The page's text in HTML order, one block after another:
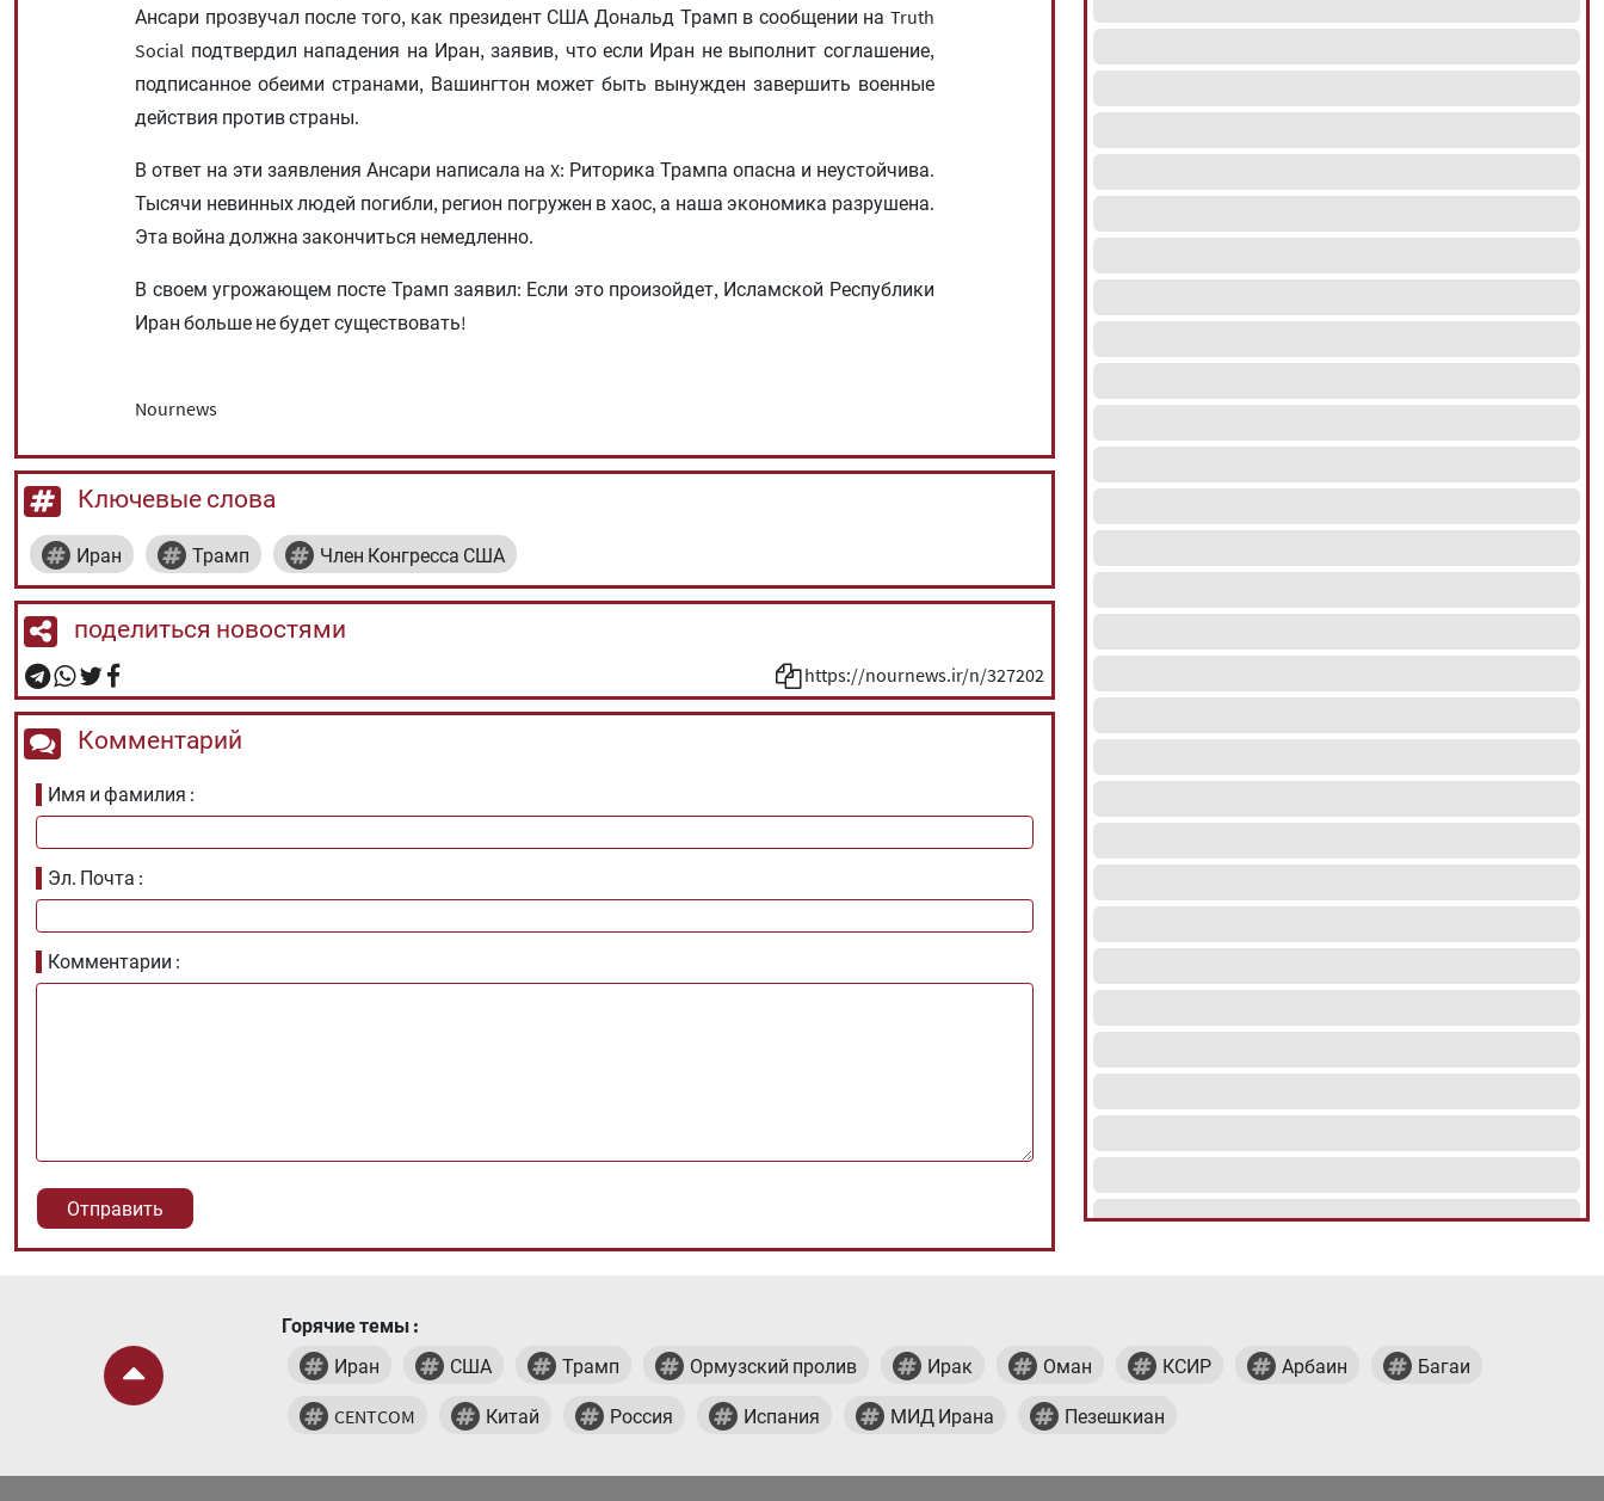
Ансари прозвучал после того, как президент США Дональд Трамп в сообщении на Truth
Social подтвердил нападения на Иран, заявив, что если Иран не выполнит соглашение,
подписанное обеими странами, Вашингтон может быть вынужден завершить военные
действия против страны.
В ответ на эти заявления Ансари написала на X: Риторика Трампа опасна и неустойчива.
Тысячи невинных людей погибли, регион погружен в хаос, а наша экономика разрушена.
Эта война должна закончиться немедленно.
В своем угрожающем посте Трамп заявил: Если это произойдет, Исламской Республики
Иран больше не будет существовать!
Nournews
Ключевые слова
Иран Трамп Член Конгресса США
поделиться новостями
https://nournews.ir/n/327202
Комментарий
Имя и фамилия
Эл. Почта
Комментарии
Горячие темы :
Иран
США Трамп Ормузский пролив Ирак Оман КСИР Арбаин Багаи
CENTCOM Китай Россия Испания МИД Ирана Пезешкиан